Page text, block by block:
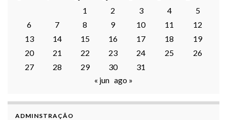
1
2 3 4
5
6
7 8 9 10 11
12
13
14 15 16 17 18
19
20
21 22 23 24 25
26
27
28 29 30
31
« jun ago »
ADMINSTRAÇÃO